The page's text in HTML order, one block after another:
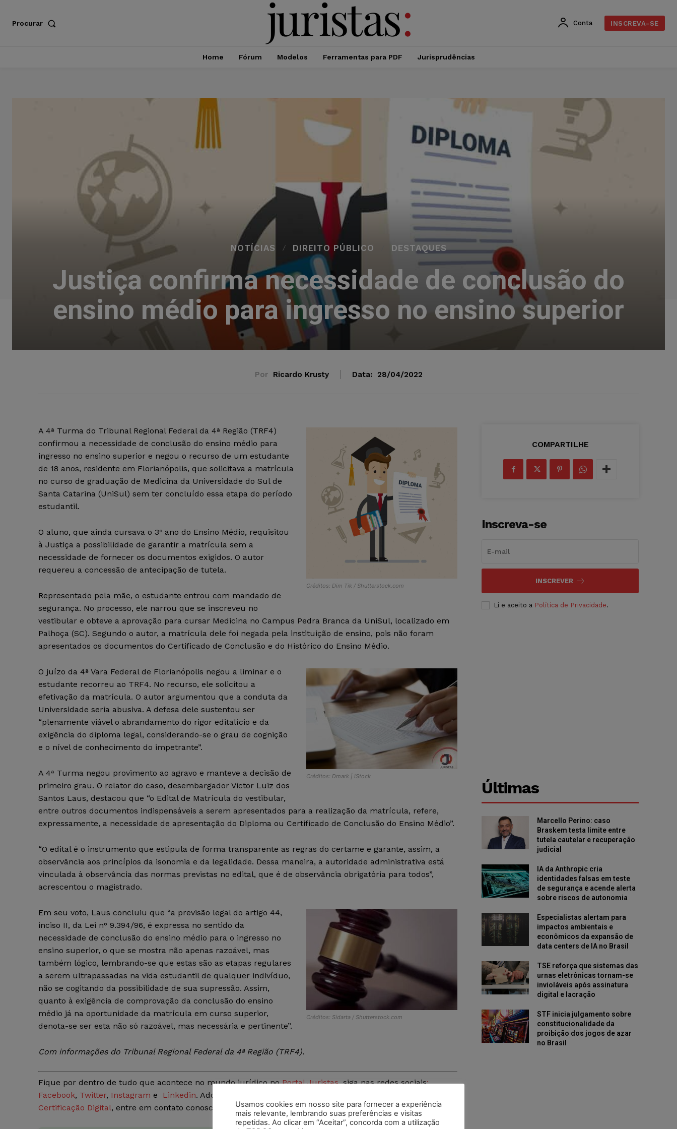
Procurar Conta INSCREVA-SE
Home Fórum Modelos Ferramentas para PDF Jurisprudências
NOTÍCIAS DIREITO PÚBLICO DESTAQUES
Justiça confirma necessidade de conclusão do
ensino médio para ingresso no ensino superior
Por Ricardo Krusty Data: 28/04/2022
Créditos: Dim Tik / Shutterstock.com
A 4ª Turma do Tribunal Regional Federal da 4ª Região (TRF4)
confirmou a necessidade de conclusão do ensino médio para
ingresso no ensino superior e negou o recurso de um estudante
de 18 anos, residente em Florianópolis, que solicitava a matrícula
no curso de graduação de Medicina da Universidade do Sul de
Santa Catarina (UniSul) sem ter concluído essa etapa do período
estudantil.
O aluno, que ainda cursava o 3º ano do Ensino Médio, requisitou
à Justiça a possibilidade de garantir a matrícula sem a
necessidade de fornecer os documentos exigidos. O autor
requereu a concessão de antecipação de tutela.
Representado pela mãe, o estudante entrou com mandado de
segurança. No processo, ele narrou que se inscreveu no
vestibular e obteve a aprovação para cursar Medicina no Campus Pedra Branca da UniSul, localizado em
Palhoça (SC). Segundo o autor, a matrícula dele foi negada pela instituição de ensino, pois não foram
apresentados os documentos do Certificado de Conclusão e do Histórico do Ensino Médio.
Créditos: Dmark | iStock
O juízo da 4ª Vara Federal de Florianópolis negou a liminar e o
estudante recorreu ao TRF4. No recurso, ele solicitou a
efetivação da matrícula. O autor argumentou que a conduta da
Universidade seria abusiva. A defesa dele sustentou ser
“plenamente viável o abrandamento do rigor editalício e da
exigência do diploma legal, considerando-se o grau de cognição
e o nível de conhecimento do impetrante”.
A 4ª Turma negou provimento ao agravo e manteve a decisão de
primeiro grau. O relator do caso, desembargador Victor Luiz dos
Santos Laus, destacou que “o Edital de Matrícula do vestibular,
entre outros documentos indispensáveis a serem apresentados para a realização da matrícula, refere,
expressamente, a necessidade de apresentação do Diploma ou Certificado de Conclusão do Ensino Médio”.
“O edital é o instrumento que estipula de forma transparente as regras do certame e garante, assim, a
observância aos princípios da isonomia e da legalidade. Dessa maneira, a autoridade administrativa está
vinculada à observância das normas previstas no edital, que é de observância obrigatória para todos”,
acrescentou o magistrado.
Créditos: Sidarta / Shutterstock.com
Em seu voto, Laus concluiu que “a previsão legal do artigo 44,
inciso II, da Lei n° 9.394/96, é expressa no sentido da
necessidade de conclusão do ensino médio para o ingresso no
ensino superior, o que se mostra não apenas razoável, mas
também lógico, lembrando-se que estas são as etapas regulares
a serem ultrapassadas na vida estudantil de qualquer indivíduo,
não se cogitando da possibilidade de sua supressão. Assim,
quanto à exigência de comprovação da conclusão do ensino
médio já na oportunidade da matrícula em curso superior,
denota-se ser esta não só razoável, mas necessária e pertinente”.
Com informações do Tribunal Regional Federal da 4ª Região (TRF4).
Fique por dentro de tudo que acontece no mundo jurídico noPortal Juristas, siga nas redes sociais:
Facebook, Twitter, Instagram e Linkedin. Adquira seu registro digital e-CPF e e-CNPJ na com a
Certificação Digital, entre em contato conosco por e-mailou pelo WhatsApp (83) 9 93826000
COMPARTILHE
Inscreva-se
INSCREVER
Li e aceito a Política de Privacidade.
Últimas
Marcello Perino: caso
Braskem testa limite entre
tutela cautelar e recuperação
judicial
IA da Anthropic cria
identidades falsas em teste
de segurança e acende alerta
sobre riscos de autonomia
Especialistas alertam para
impactos ambientais e
econômicos da expansão de
data centers de IA no Brasil
TSE reforça que sistemas das
urnas eletrônicas tornam-se
invioláveis após assinatura
digital e lacração
STF inicia julgamento sobre
constitucionalidade da
proibição dos jogos de azar
no Brasil
Usamos cookies em nosso site para fornecer a experiência
mais relevante, lembrando suas preferências e visitas
repetidas. Ao clicar em “Aceitar”, concorda com a utilização